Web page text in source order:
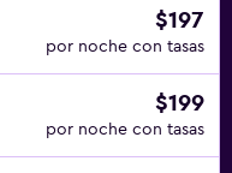
$197
por noche con tasas
$199
por noche con tasas